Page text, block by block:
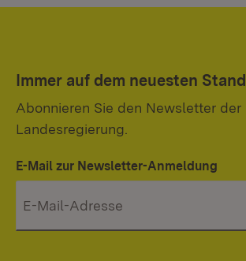
Immer auf dem neuesten Stand
Abonnieren Sie den Newsletter der
Landesregierung.
E-Mail zur Newsletter-Anmeldung